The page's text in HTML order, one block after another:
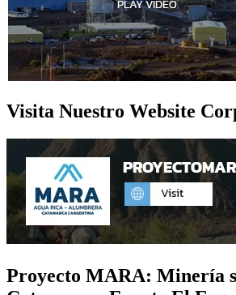
Visita Nuestro Website
Proyecto MARA: Minería